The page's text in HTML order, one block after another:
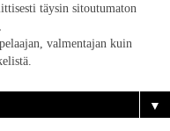
täysin sitoutumaton
valmentajan kuin
▼